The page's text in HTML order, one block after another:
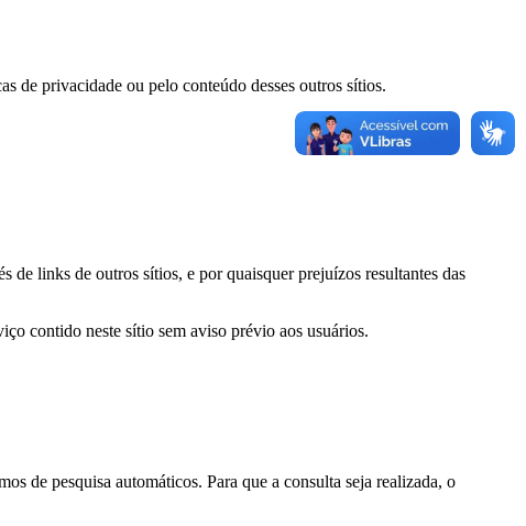
de privacidade ou pelo conteúdo desses outros sítios.
de links de outros sítios, e por quaisquer prejuízos resultantes das
contido neste sítio sem aviso prévio aos usuários.
de pesquisa automáticos. Para que a consulta seja realizada, o